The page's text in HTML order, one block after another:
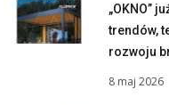
„OKNO”
trendów,
rozwoju
8 maj 2026